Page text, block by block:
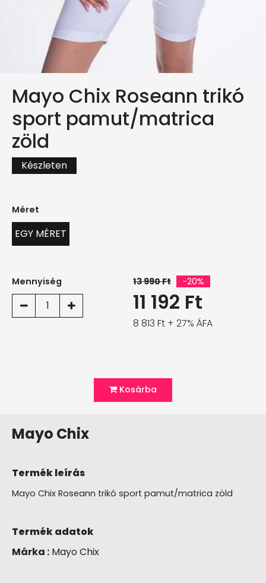
Mayo Chix Roseann trikó
sport pamut/matrica
zöld
Készleten
Méret
EGY MÉRET
Mennyiség
1
13 990 Ft -20%
11 192 Ft
8 813 Ft + 27% ÁFA
Kosárba
Mayo Chix
Termék leírás
Mayo Chix Roseann trikó sport pamut/matrica zöld
Termék adatok
Márka : Mayo Chix